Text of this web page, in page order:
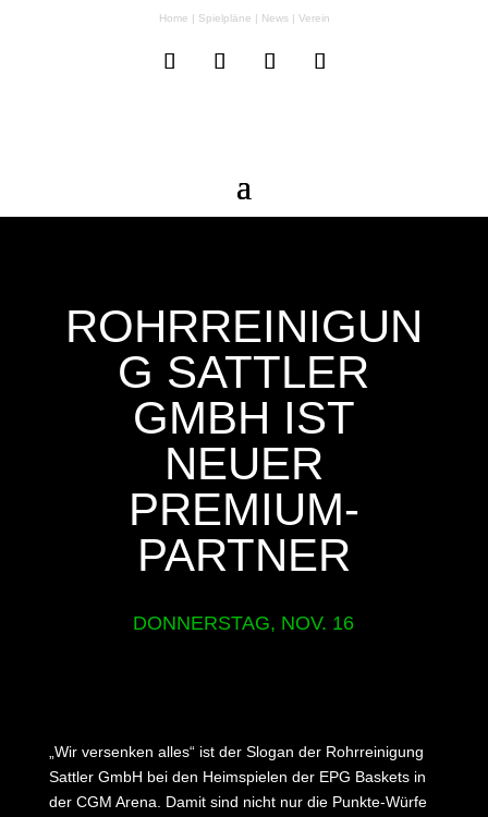
Home | Spielpläne | News| Verein
ROHRREINIGUN
G SATTLER
GMBH IST
NEUER
PREMIUM-
PARTNER
DONNERSTAG, NOV. 16
„Wir versenken alles“ ist der Slogan der Rohrreinigung
Sattler GmbH bei den Heimspielen der EPG Baskets in
der CGM Arena. Damit sind nicht nur die Punkte-Würfe